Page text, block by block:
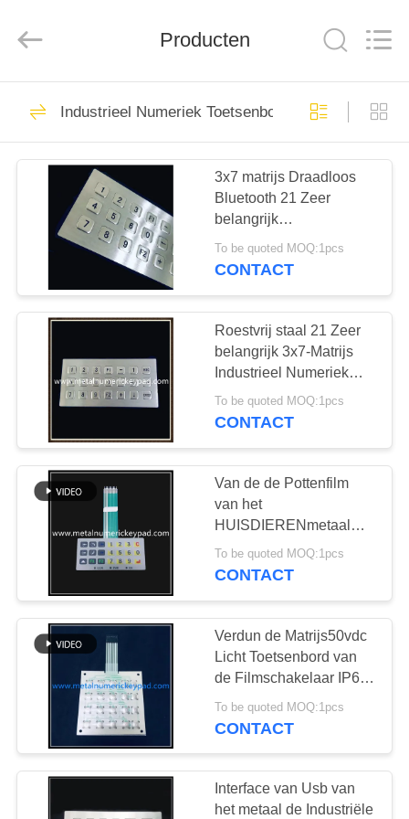
HUIS
PRODUCTEN
ONGEVEER
ONS
FABRIEKSREIS
KWALITEITSCONTROLE
CONTACTEER
ONS
VERZOEK
CITAAT
SITEMAP
PRIVACY
POLICY
Rights
Reserved.
ECER
Metalen numerieke
toetsenblok
Industrieel
Numeriek
Toetsenbord
34
Backlit Numeriek
toetsenblok
Ingebed Numeriek
toetsenblok
15
Producten
Industrieel Numeriek Toetsenbord
3x7 matrijs Draadloos
Bluetooth 21 Zeer
belangrijk
Toetsenbordroestvrij
staal 304
To be quoted MOQ:1pcs
CONTACT
Roestvrij staal 21 Zeer
belangrijk 3x7-Matrijs
Industrieel Numeriek
toetsenblok
To be quoted MOQ:1pcs
CONTACT
Van de de Pottenfilm
van het
HUISDIERENmetaal
Membraan 2.0mm
Industrieel Numeriek
To be quoted MOQ:1pcs
CONTACT
Verdun de Matrijs50vdc
Licht Toetsenbord van
de Filmschakelaar IP65
4x4
To be quoted MOQ:1pcs
CONTACT
Interface van Usb van
het metaal de Industriële